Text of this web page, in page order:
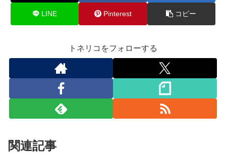
LINE Pinterest コピー
トネリコをフォローする
関連記事